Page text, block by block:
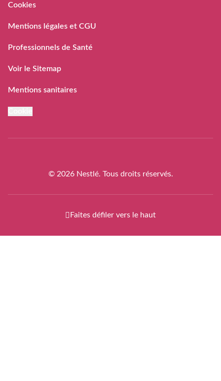
LAITS INFANTILES
FAQ rappels volontaires
Cookies
Mentions légales et CGU
Professionnels de Santé
Voir le Sitemap
Mentions sanitaires
© 2026 Nestlé. Tous droits réservés.
Faites défiler vers le haut